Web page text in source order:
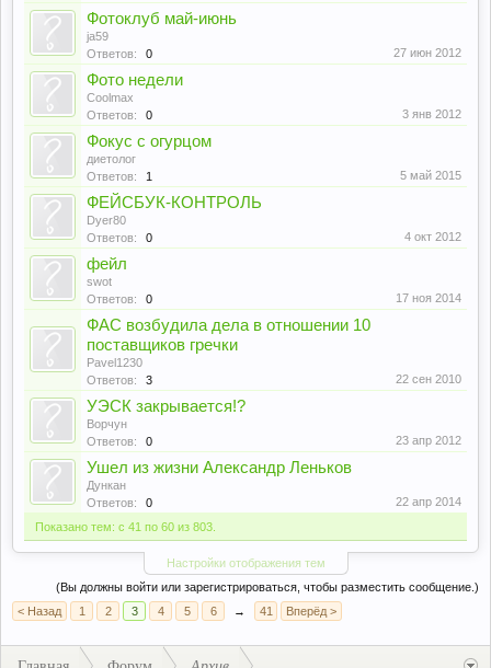
Фотоклуб май-июнь
ja59
Ответов:
0 27 июн 2012
Фото недели
Coolmax
Ответов:
0 3 янв 2012
Фокус с огурцом
диетолог
Ответов:
1 5 май 2015
ФЕЙСБУК-КОНТРОЛЬ
Dyer80
Ответов:
0 4 окт 2012
фейл
swot
Ответов:
0 17 ноя 2014
ФАС возбудила дела в отношении 10
поставщиков гречки
Pavel1230
Ответов:
3 22 сен 2010
УЭСК закрывается!?
Ворчун
Ответов:
0 23 апр 2012
Ушел из жизни Александр Леньков
Дункан
Ответов:
0
22 апр 2014
Показано тем: с 41 по 60 из 803.
Настройки отображения тем
(Вы должны войти или зарегистрироваться, чтобы разместить сообщение.)
< Назад
1 2 3 4 5 6 → 41 Вперёд >